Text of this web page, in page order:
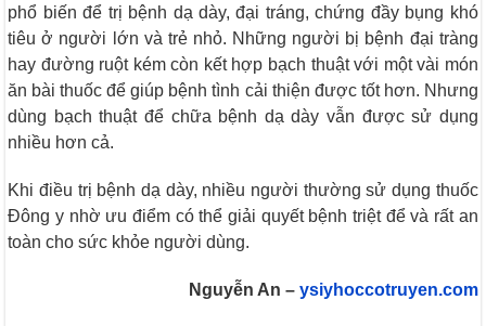
phổ biến để trị bệnh dạ dày, đại tráng, chứng đầy bụng khó
tiêu ở người lớn và trẻ nhỏ. Những người bị bệnh đại tràng
hay đường ruột kém còn kết hợp bạch thuật với một vài món
ăn bài thuốc để giúp bệnh tình cải thiện được tốt hơn. Nhưng
dùng bạch thuật để chữa bệnh dạ dày vẫn được sử dụng
nhiều hơn cả.
Khi điều trị bệnh dạ dày, nhiều người thường sử dụng thuốc
Đông y nhờ ưu điểm có thể giải quyết bệnh triệt để và rất an
toàn cho sức khỏe người dùng.
Nguyễn An – ysiyhoccotruyen.com